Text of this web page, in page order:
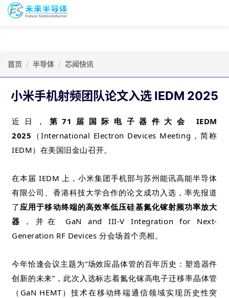
源
未
会
报
首页 半导体 芯闻快讯
小米手机射频团队论文入选 IEDM 2025
近日， 第71届国际电子器件大会 IEDM
2025 （International Electron Devices Meeting，简称
IEDM）在美国旧金山召开。
在本届 IEDM 上，小米集团手机部与苏州能讯高能半导体
有限公司、香港科技大学合作的论文成功入选，率先报道
了应用于移动终端的高效率低压硅基氮化镓射频功率放大
器
，并在 GaN and III-V Integration for Next-
Generation RF Devices 分会场首个亮相。
今年恰逢会议主题为“场效应晶体管的百年历史：塑造器件
创新的未来”，此次入选标志着氮化镓高电子迁移率晶体管
（GaN HEMT）技术在移动终端通信领域实现历史性突